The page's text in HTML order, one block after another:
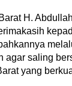
H.
agar saling
yang